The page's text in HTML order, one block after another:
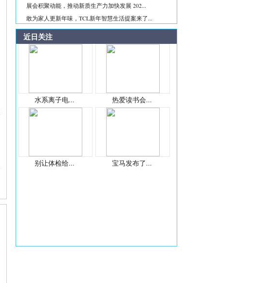
展会积聚动能，推动新质生产力加快发展 202...
敢为家人更新年味，TCL新年智慧生活提案来了...
近日关注
水系离子电... 热爱读书会...
别让体检给... 宝马发布了...